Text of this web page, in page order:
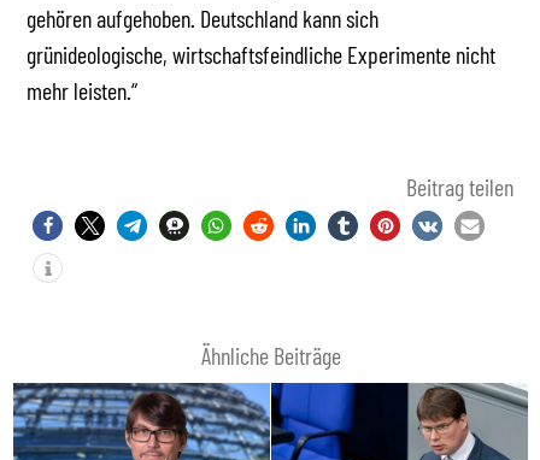
gehören aufgehoben. Deutschland kann sich
grünideologische, wirtschaftsfeindliche Experimente nicht
mehr leisten.“
Beitrag teilen
Ähnliche Beiträge